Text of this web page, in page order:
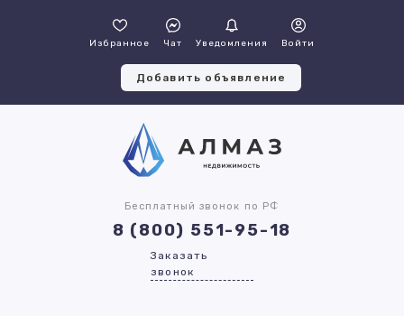
Избранное Чат Уведомления Войти
Добавить объявление
Бесплатный звонок по РФ
8 (800) 551-95-18
Заказать
звонок